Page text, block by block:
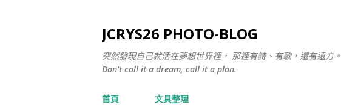
JCRYS26 PHOTO-BLOG
突然發現自己就活在夢想世界裡， 那裡有詩、有歌，還有遠方。
Don't call it a dream, call it a plan.
首頁 文具整理